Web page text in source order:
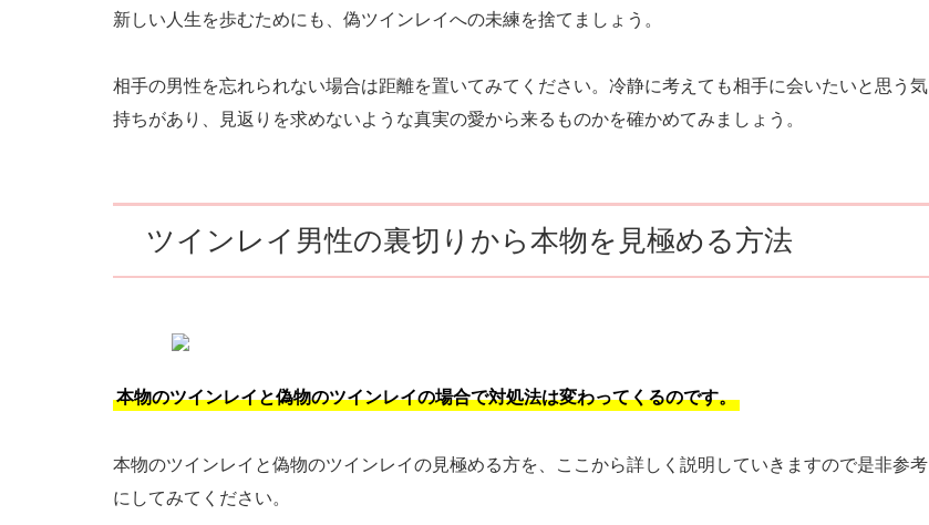
新しい人生を歩むためにも、偽ツインレイへの未練を捨てましょう。
相手の男性を忘れられない場合は距離を置いてみてください。冷静に考えても相手に会いたいと思う気
持ちがあり、見返りを求めないような真実の愛から来るものかを確かめてみましょう。
ツインレイ男性の裏切りから本物を見極める方法
本物のツインレイと偽物のツインレイの場合で対処法は変わってくるのです。
本物のツインレイと偽物のツインレイの見極める方を、ここから詳しく説明していきますので是非参考
にしてみてください。